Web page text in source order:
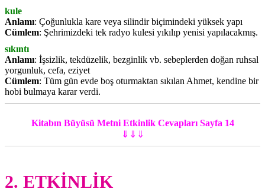
kule
Anlamı: Çoğunlukla kare veya silindir biçimindeki yüksek yapı
Cümlem: Şehrimizdeki tek radyo kulesi yıkılıp yenisi yapılacakmış.
sıkıntı
Anlamı: İşsizlik, tekdüzelik, bezginlik vb. sebeplerden doğan ruhsal
yorgunluk, cefa, eziyet
Cümlem: Tüm gün evde boş oturmaktan sıkılan Ahmet, kendine bir
hobi bulmaya karar verdi.
Kitabın Büyüsü Metni Etkinlik Cevapları Sayfa 14
⇓⇓⇓
2. ETKİNLİK